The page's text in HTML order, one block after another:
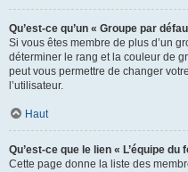
Qu’est-ce qu’un « Groupe par
Si vous êtes membre de plus d’un
déterminer le rang et la couleur de
peut vous permettre de changer
l’utilisateur.
Haut
Qu’est-ce que le lien « L’équipe du
Cette page donne la liste des